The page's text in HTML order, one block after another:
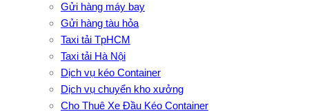
Gửi hàng máy bay
Gửi hàng tàu hỏa
Taxi tải TpHCM
Taxi tải Hà Nội
Dịch vụ kéo Container
Dịch vụ chuyển kho xưởng
Cho Thuê Xe Đầu Kéo Container